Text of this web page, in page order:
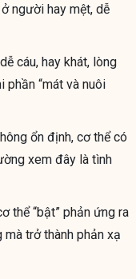
người hay mệt, dễ
cáu, hay khát, lòng
phần “mát và nuôi
ổn định, cơ thể có
xem đây là tình
thể “bật” phản ứng ra
mà trở thành phản xạ